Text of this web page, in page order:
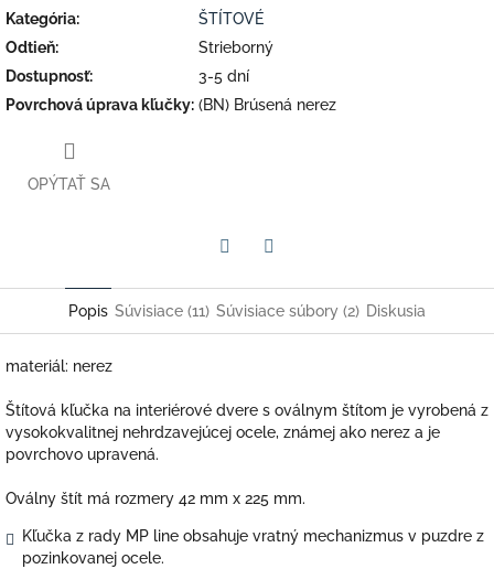
Kategória:
ŠTÍTOVÉ
Odtieň:
Strieborný
Dostupnosť:
3-5 dní
Povrchová úprava kľučky: (BN) Brúsená nerez
OPÝTAŤ SA
Popis Súvisiace (11) Súvisiace súbory (2) Diskusia
materiál: nerez
Štítová kľučka na interiérové dvere s oválnym štítom je vyrobená z
vysokokvalitnej nehrdzavejúcej ocele, známej ako nerez a je
povrchovo upravená.
Oválny štít má rozmery 42 mm x 225 mm.
Kľučka z rady MP line obsahuje vratný mechanizmus v puzdre z
pozinkovanej ocele.